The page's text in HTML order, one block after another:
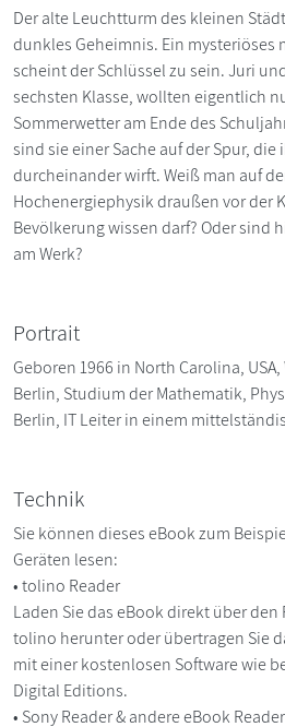
Der alte Leuchtturm des kleinen
dunkles Geheimnis. Ein mysteriöses
scheint der Schlüssel zu sein. Juri
sechsten Klasse, wollten eigentlich
Sommerwetter am Ende des
sind sie einer Sache auf der Spur, die
durcheinander wirft. Weiß man auf
Hochenergiephysik draußen vor der
Bevölkerung wissen darf? Oder sind
am Werk?
Portrait
Geboren 1966 in North Carolina,
Berlin, Studium der Mathematik,
Berlin, IT Leiter in einem
Technik
Sie können dieses eBook zum
Geräten lesen:
• tolino Reader
Laden Sie das eBook direkt über den
tolino herunter oder übertragen Sie
mit einer kostenlosen Software wie
Digital Editions.
• Sony Reader & andere eBook Reader